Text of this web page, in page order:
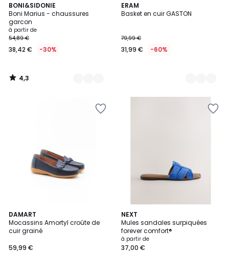
BONI&SIDONIE
Boni Marius - chaussures
garcon
Prix
à
partir
38,42
€
réduction
appliquée.
à partir de
54,89 €
38,42 € -30%
4,3
/ 5
4
Couleurs
4,3
/
ERAM
Basket en cuir GASTON
79,99 €
31,99 € -60%
2
Couleurs
DAMART
Mocassins Amortyl croûte de
cuir grainé
59,99 €
5
/
5
3
Couleurs
NEXT
Mules sandales surpiquées
forever comfort®
à partir de
37,00 €
5
Couleurs